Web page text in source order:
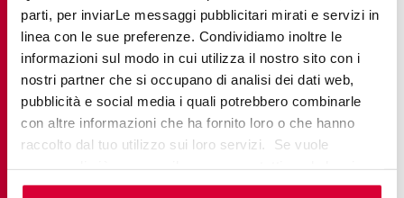
parti, per inviarLe messaggi pubblicitari mirati e servizi in
linea con le sue preferenze. Condividiamo inoltre le
informazioni sul modo in cui utilizza il nostro sito con i
nostri partner che si occupano di analisi dei dati web,
pubblicità e social media i quali potrebbero combinarle
con altre informazioni che ha fornito loro o che hanno
raccolto dal tuo utilizzo sui loro servizi. Se vuole
cookieclicchi qui. Il consenso può essere espresso
EVOKE